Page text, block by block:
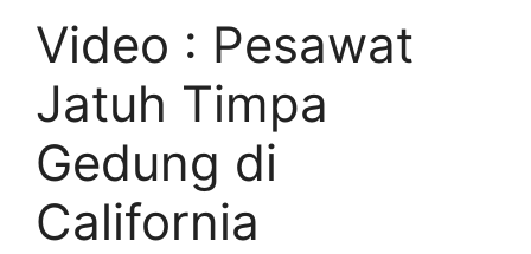
Video : Pesawat
Jatuh Timpa
Gedung di
California